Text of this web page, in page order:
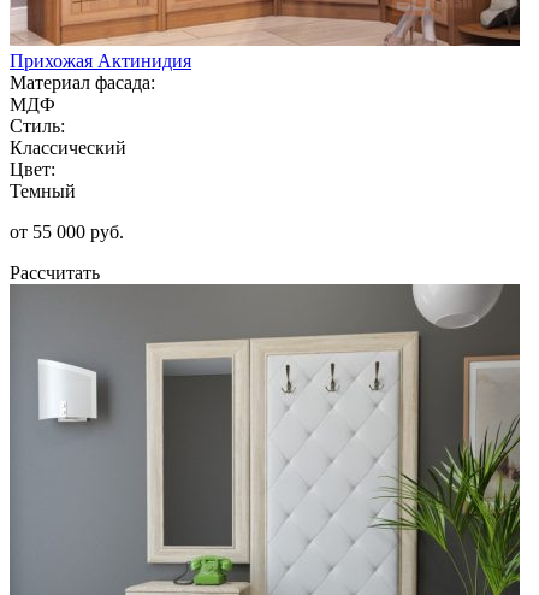
Прихожая Актинидия
Материал фасада:
МДФ
Стиль:
Классический
Цвет:
Темный
от 55 000 руб.
Рассчитать